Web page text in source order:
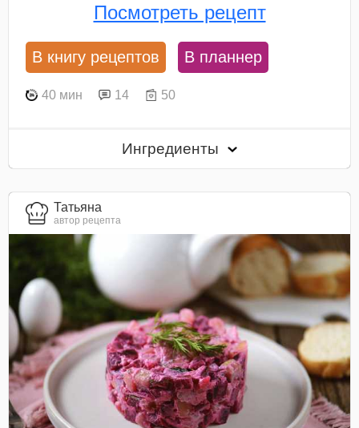
Посмотреть рецепт
В книгу рецептов В планнер
40 мин 14 50
Ингредиенты
Татьяна
автор рецепта